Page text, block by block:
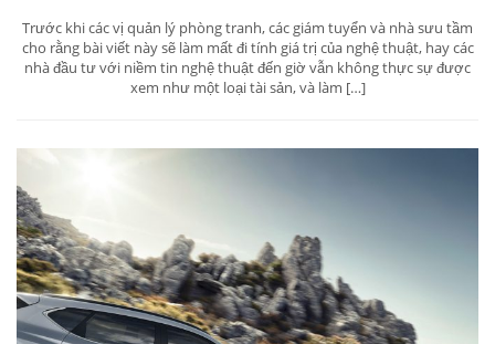
Trước khi các vị quản lý phòng tranh, các giám tuyển và nhà sưu tầm
cho rằng bài viết này sẽ làm mất đi tính giá trị của nghệ thuật, hay các
nhà đầu tư với niềm tin nghệ thuật đến giờ vẫn không thực sự được
xem như một loại tài sản, và làm […]